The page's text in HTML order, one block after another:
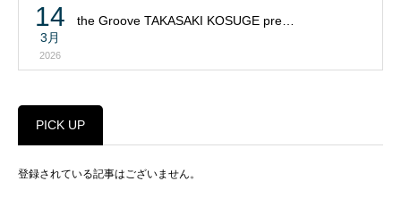
14
3月
2026
the Groove TAKASAKI KOSUGE pre…
PICK UP
登録されている記事はございません。